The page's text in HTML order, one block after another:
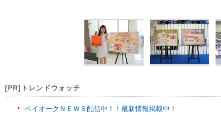
[PR]トレンドウォッチ
ベイオークＮＥＷＳ配信中！！最新情報掲載中！